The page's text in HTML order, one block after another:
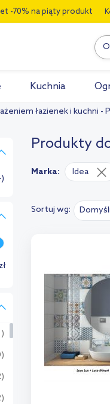
-70% na piąty produkt
Kuchnia
łazienek i kuchni -
zł
Produkty
Marka: Idea
Sortuj wg: